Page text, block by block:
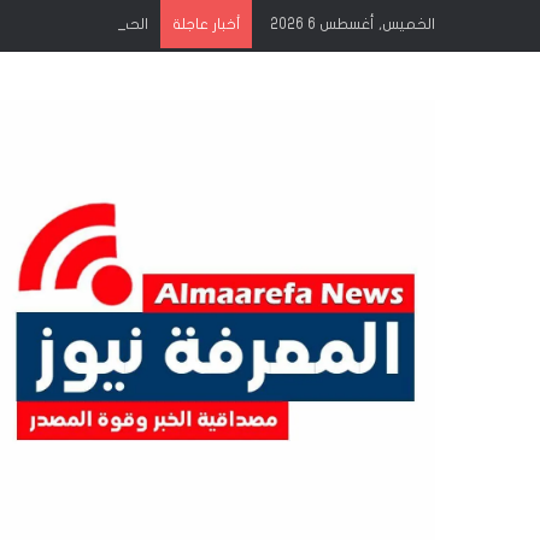
الخميس, أغسطس 6 2026 أخبار عاجلة الحكومة تتجه